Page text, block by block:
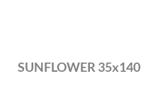
SUNFLOWER 35x140